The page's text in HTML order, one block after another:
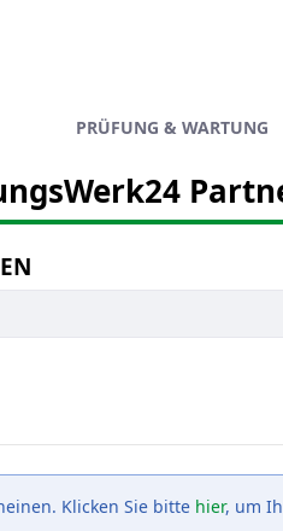
PRÜFUNG & WARTUNG
Klicken Sie bitte hier, um